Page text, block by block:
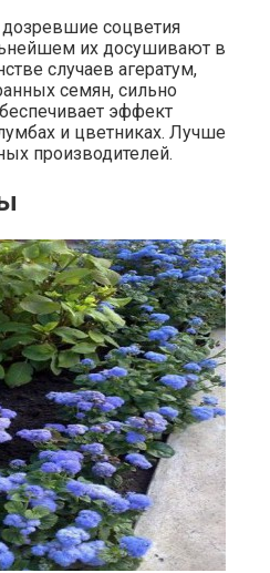
соцветия
их досушивают в
случаев агератум,
семян, сильно
эффект
и цветниках. Лучше
производителей.